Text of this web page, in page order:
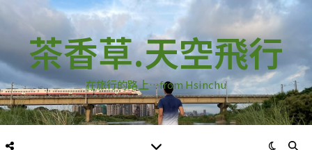
茶香草.天空飛行
在旅行的路上…from Hsinchu